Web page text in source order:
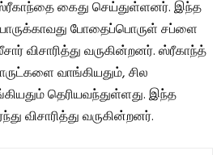
கைது செய்துள்ளனர். இந்த
போதைப்பொருள் சப்ளை
விசாரித்து வருகின்றனர். ஸ்ரீகாந்த்
வாங்கியதும், சில
தெரியவந்துள்ளது. இந்த
விசாரித்து வருகின்றனர்.